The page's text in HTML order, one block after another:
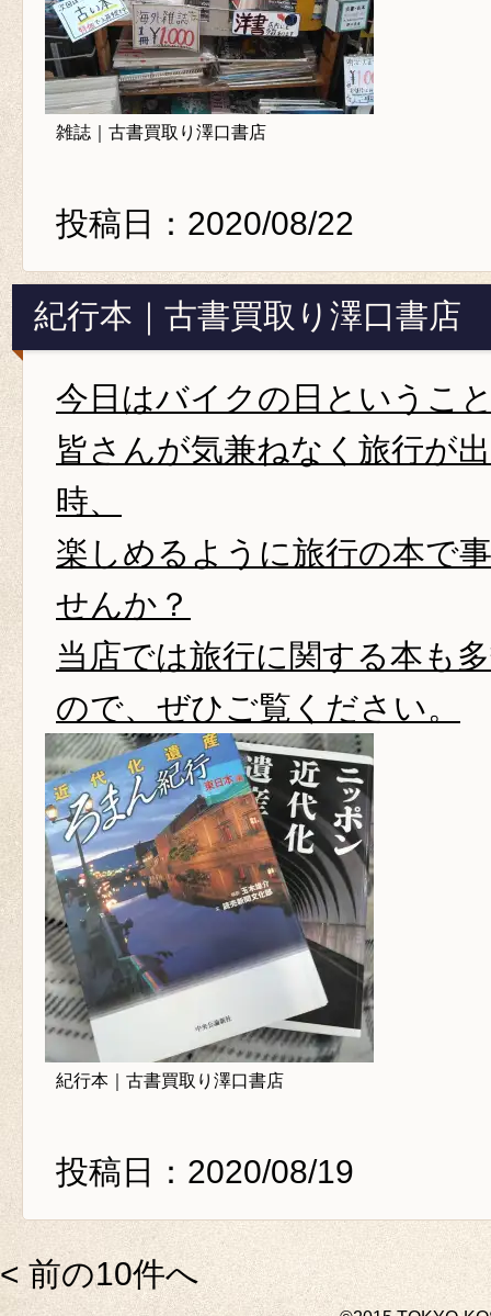
雑誌｜古書買取り澤口書店
投稿日：2020/08/22
紀行本｜古書買取り澤口書店
今日はバイクの日というこ
皆さんが気兼ねなく旅行が
時、
楽しめるように旅行の本で
せんか？
当店では旅行に関する本も
ので、ぜひご覧ください。
紀行本｜古書買取り澤口書店
投稿日：2020/08/19
< 前の10件へ